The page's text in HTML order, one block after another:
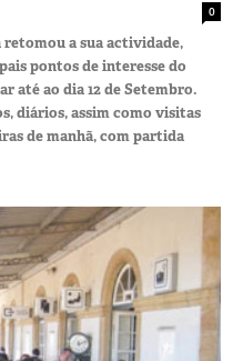
0
a sua actividade,
pontos de interesse do
até ao dia 12 de Setembro.
diários, assim como visitas
de manhã, com partida